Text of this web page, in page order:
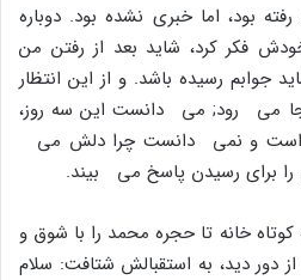
بود، اما خبرى نشده بود. دوباره
فکر کرد، شاید بعد از رفتن من
رسیده باشد. و از این انتظار
مى رود; مى دانست این سه روز،
و نمى دانست چرا دلش مى
را براى رسیدن پاسخ مى بیند.
خانه تا حجره محمد را با شوق و
دور دید، به استقبالش شتافت: سلام